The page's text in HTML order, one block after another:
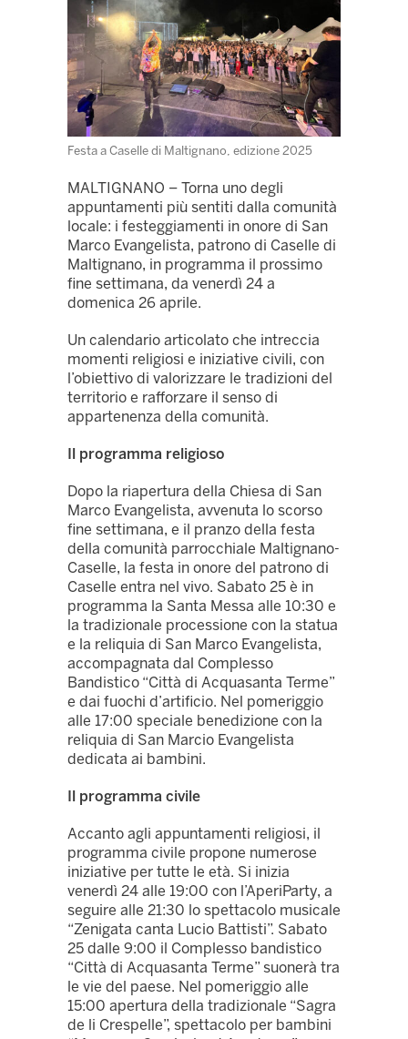
Festa a Caselle di Maltignano, edizione 2025
MALTIGNANO – Torna uno degli
appuntamenti più sentiti dalla comunità
locale: i festeggiamenti in onore di San
Marco Evangelista, patrono di Caselle di
Maltignano, in programma il prossimo
fine settimana, da venerdì 24 a
domenica 26 aprile.
Un calendario articolato che intreccia
momenti religiosi e iniziative civili, con
l’obiettivo di valorizzare le tradizioni del
territorio e rafforzare il senso di
appartenenza della comunità.
Il programma religioso
Dopo la riapertura della Chiesa di San
Marco Evangelista, avvenuta lo scorso
fine settimana, e il pranzo della festa
della comunità parrocchiale Maltignano-
Caselle, la festa in onore del patrono di
Caselle entra nel vivo. Sabato 25 è in
programma la Santa Messa alle 10:30 e
la tradizionale processione con la statua
e la reliquia di San Marco Evangelista,
accompagnata dal Complesso
Bandistico “Città di Acquasanta Terme”
e dai fuochi d’artificio. Nel pomeriggio
alle 17:00 speciale benedizione con la
reliquia di San Marcio Evangelista
dedicata ai bambini.
Il programma civile
Accanto agli appuntamenti religiosi, il
programma civile propone numerose
iniziative per tutte le età. Si inizia
venerdì 24 alle 19:00 con l’AperiParty, a
seguire alle 21:30 lo spettacolo musicale
“Zenigata canta Lucio Battisti”. Sabato
25 dalle 9:00 il Complesso bandistico
“Città di Acquasanta Terme” suonerà tra
le vie del paese. Nel pomeriggio alle
15:00 apertura della tradizionale “Sagra
de li Crespelle”, spettacolo per bambini